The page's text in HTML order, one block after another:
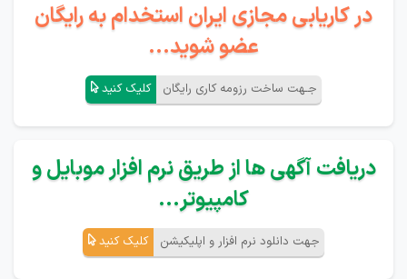
در کاریابی مجازی ایران استخدام به رایگان
عضو شوید...
جـهت ساخت رزومه کاری رایگان کلیک کنید
دریافت آگهی ها از طریق نرم افزار موبایل و
کامپیوتر...
جهت دانلود نرم افزار و اپلیکیشن کلیک کنید